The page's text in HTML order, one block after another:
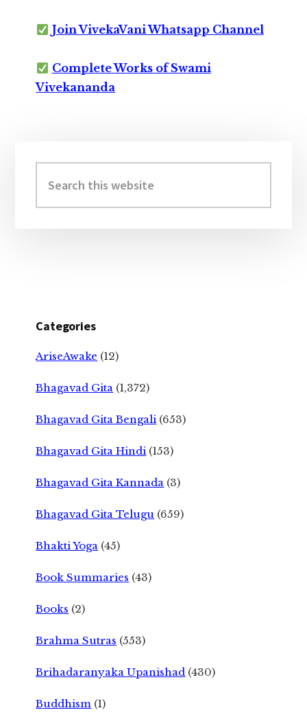
Join VivekaVani Whatsapp Channel
Complete Works of Swami
Vivekananda
Sidebar
this
website
Categories
AriseAwake (12)
Bhagavad Gita (1,372)
Bhagavad Gita Bengali (653)
Bhagavad Gita Hindi (153)
Bhagavad Gita Kannada (3)
Bhagavad Gita Telugu (659)
Bhakti Yoga (45)
Book Summaries (43)
Books (2)
Brahma Sutras (553)
Brihadaranyaka Upanishad (430)
Buddhism (1)